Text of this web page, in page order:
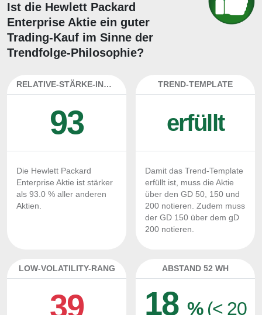
Ist die Hewlett Packard
Enterprise Aktie ein guter
Trading-Kauf im Sinne der
Trendfolge-Philosophie?
RELATIVE-STÄRKE-INDEX
93
Die Hewlett Packard
Enterprise Aktie ist stärker
als 93.0 % aller anderen
Aktien.
TREND-TEMPLATE
erfüllt
Damit das Trend-Template
erfüllt ist, muss die Aktie
über den GD 50, 150 und
200 notieren. Zudem muss
der GD 150 über dem gD
200 notieren.
LOW-VOLATILITY-RANG
39
ABSTAND 52 WH
18% (< 20